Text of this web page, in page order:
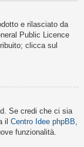
e rilasciato da
Public Licence
clicca sul
Se credi che ci sia
il Centro Idee phpBB,
funzionalità.